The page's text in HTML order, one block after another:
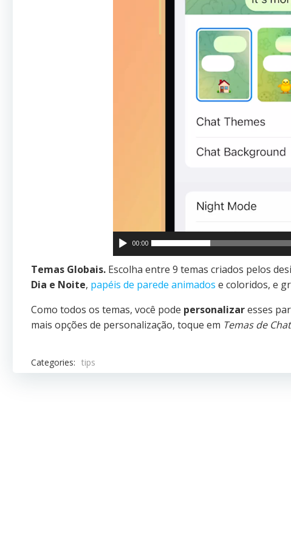
00:00
Temas Globais. Escolha entre 9 temas criados pelos
Dia e Noite, papéis de parede animados e coloridos, e
Como todos os temas, você pode personalizaresses
mais opções de personalização, toque em Temas de Chat
Categories: tips